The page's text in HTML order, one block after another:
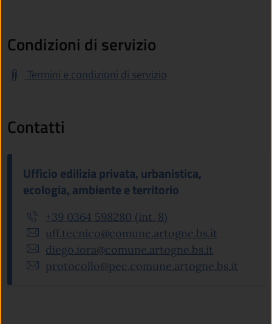
Condizioni di servizio
Termini e condizioni di servizio
Contatti
Ufficio edilizia privata, urbanistica,
ecologia, ambiente e territorio
+39 0364 598280 (int. 8)
uff.tecnico@comune.artogne.bs.it
diego.iora@comune.artogne.bs.it
protocollo@pec.comune.artogne.bs.it